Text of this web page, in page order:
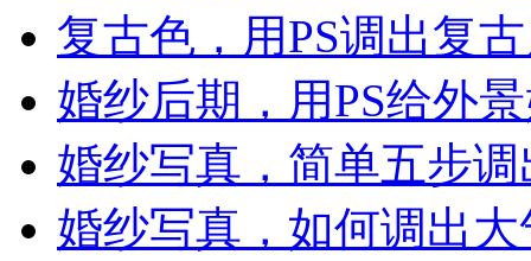
复古色，用PS调出复
婚纱后期，用PS给外
婚纱写真，简单五步
婚纱写真，如何调出